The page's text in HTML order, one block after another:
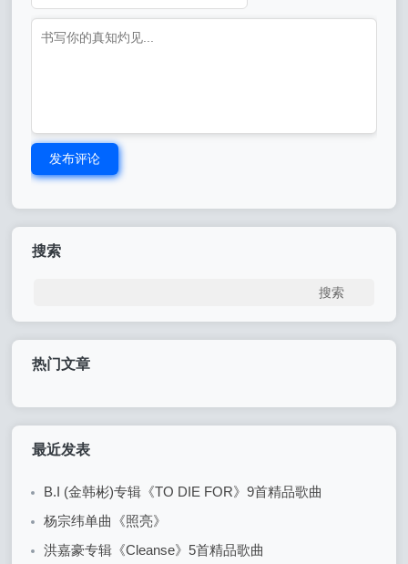
发布评论
搜索
热门文章
最近发表
B.I (金韩彬)专辑《TO DIE FOR》9首精品歌曲
杨宗纬单曲《照亮》
洪嘉豪专辑《Cleanse》5首精品歌曲